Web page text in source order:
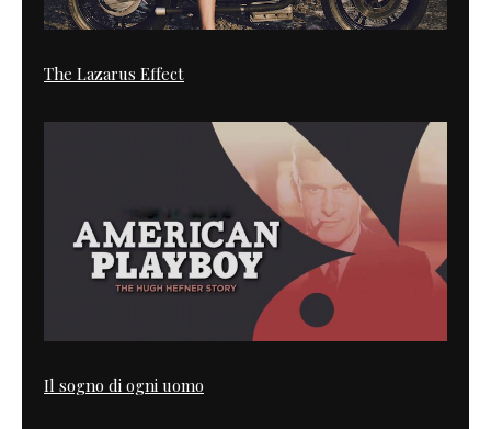
The Lazarus Effect
Il sogno di ogni uomo